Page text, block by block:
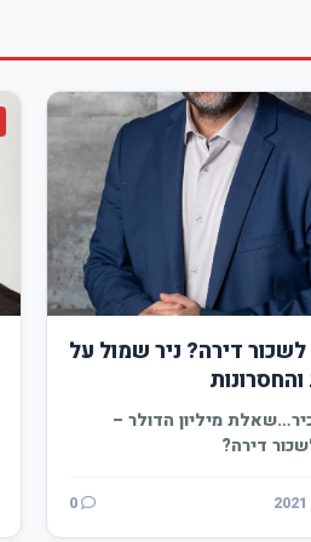
לשכור דירה? ניר שמול על
והחסרונות
מיליון הדולר –
דירה?